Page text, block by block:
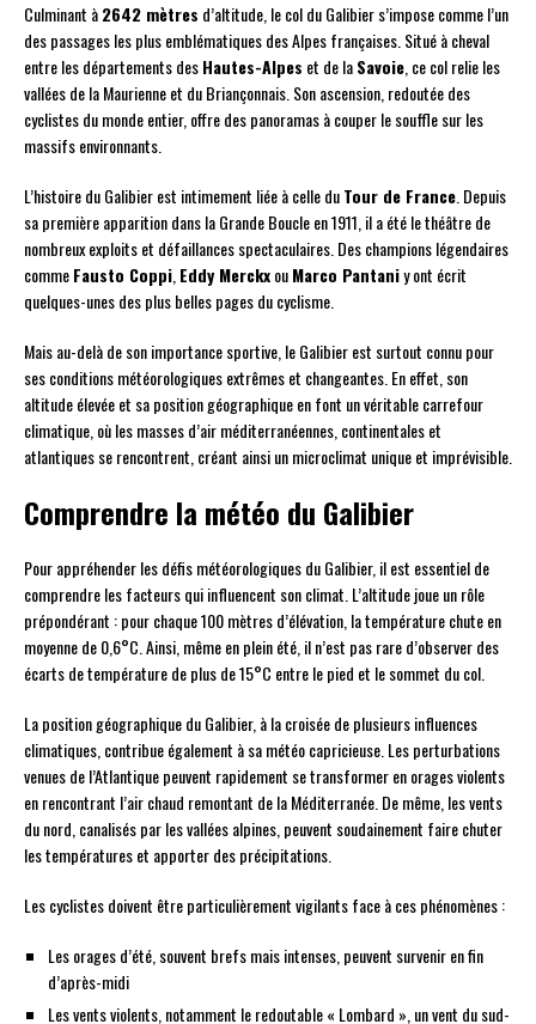
Culminant à2642 mètres d’altitude, le col du Galibier s’impose comme l’un
des passages les plus emblématiques des Alpes françaises. Situé à cheval
entre les départements desHautes-Alpes et de laSavoie, ce col relie les
vallées de la Maurienne et du Briançonnais. Son ascension, redoutée des
cyclistes du monde entier, offre des panoramas à couper le souffle sur les
massifs environnants.
L’histoire du Galibier est intimement liée à celle duTour de France. Depuis
sa première apparition dans la Grande Boucle en 1911, il a été le théâtre de
nombreux exploits et défaillances spectaculaires. Des champions légendaires
commeFausto Coppi,Eddy MerckxouMarco Pantaniy ont écrit
quelques-unes des plus belles pages du cyclisme.
Mais au-delà de son importance sportive, le Galibier est surtout connu pour
ses conditions météorologiques extrêmes et changeantes. En effet, son
altitude élevée et sa position géographique en font un véritable carrefour
climatique, où les masses d’air méditerranéennes, continentales et
atlantiques se rencontrent, créant ainsi un microclimat unique et imprévisible.
Comprendre la météo du Galibier
Pour appréhender les défis météorologiques du Galibier, il est essentiel de
comprendre les facteurs qui influencent son climat. L’altitude joue un rôle
prépondérant : pour chaque 100 mètres d’élévation, la température chute en
moyenne de 0,6°C. Ainsi, même en plein été, il n’est pas rare d’observer des
écarts de température de plus de 15°C entre le pied et le sommet du col.
La position géographique du Galibier, à la croisée de plusieurs influences
climatiques, contribue également à sa météo capricieuse. Les perturbations
venues de l’Atlantique peuvent rapidement se transformer en orages violents
en rencontrant l’air chaud remontant de la Méditerranée. De même, les vents
du nord, canalisés par les vallées alpines, peuvent soudainement faire chuter
les températures et apporter des précipitations.
Les cyclistes doivent être particulièrement vigilants face à ces phénomènes :
Les orages d’été, souvent brefs mais intenses, peuvent survenir en fin
d’après-midi
Les vents violents, notamment le redoutable « Lombard », un vent du sud-